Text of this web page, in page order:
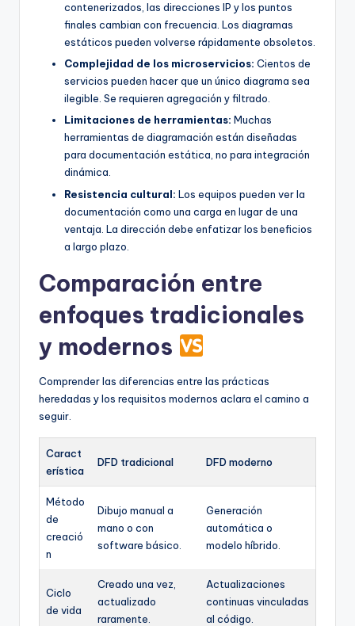
contenerizados, las direcciones IP y los puntos
finales cambian con frecuencia. Los diagramas
estáticos pueden volverse rápidamente obsoletos.
Complejidad de los microservicios: Cientos de
servicios pueden hacer que un único diagrama sea
ilegible. Se requieren agregación y filtrado.
Limitaciones de herramientas: Muchas
herramientas de diagramación están diseñadas
para documentación estática, no para integración
dinámica.
Resistencia cultural: Los equipos pueden ver la
documentación como una carga en lugar de una
ventaja. La dirección debe enfatizar los beneficios
a largo plazo.
Comparación entre
enfoques tradicionales
y modernos
Comprender las diferencias entre las prácticas
heredadas y los requisitos modernos aclara el camino a
seguir.
Caract
erística
DFD tradicional DFD moderno
Método
de
creació
n
Dibujo manual a
mano o con
software básico.
Generación
automática o
modelo híbrido.
Ciclo
de vida
Creado una vez,
actualizado
raramente.
Actualizaciones
continuas vinculadas
al código.